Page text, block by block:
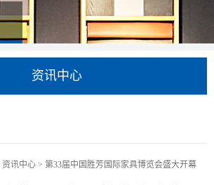
资讯中心
资讯中心 > 第33届中国胜芳国际家具博览会盛大开幕